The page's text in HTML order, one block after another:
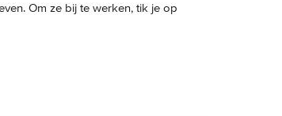
Om ze bij te werken, tik je op